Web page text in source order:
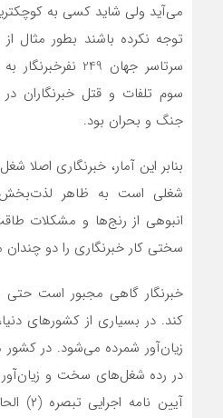
می‌آید ولی شاید کسی به
سرتاسر جهان 249
سوم تلفات و قتل خبرنگاران
جنگ و بحران بود.
بنابر این آمار، خبرنگاری اصلا
شغلی است به ظاهر لذت‌بخش
انبوهی از رنج‌ها و مشکلات
سختی کار خبرنگاری را دو چندان
خبرنگار گاهی مجبور است حتی
کند. در بسیاری از کشورهای